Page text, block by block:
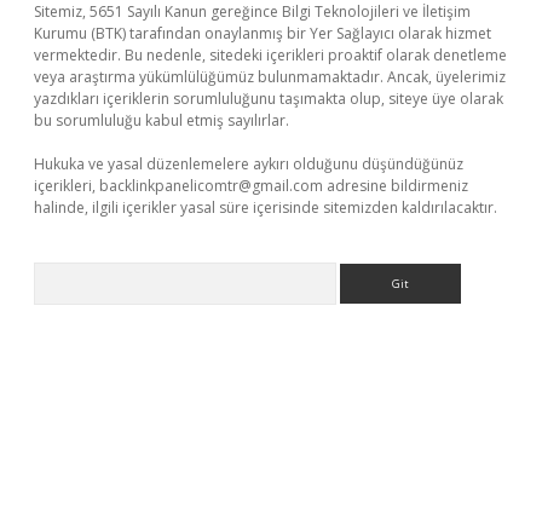
Sitemiz, 5651 Sayılı Kanun gereğince Bilgi Teknolojileri ve İletişim
Kurumu (BTK) tarafından onaylanmış bir Yer Sağlayıcı olarak hizmet
vermektedir. Bu nedenle, sitedeki içerikleri proaktif olarak denetleme
veya araştırma yükümlülüğümüz bulunmamaktadır. Ancak, üyelerimiz
yazdıkları içeriklerin sorumluluğunu taşımakta olup, siteye üye olarak
bu sorumluluğu kabul etmiş sayılırlar.
Hukuka ve yasal düzenlemelere aykırı olduğunu düşündüğünüz
içerikleri, backlinkpanelicomtr@gmail.com adresine bildirmeniz
halinde, ilgili içerikler yasal süre içerisinde sitemizden kaldırılacaktır.